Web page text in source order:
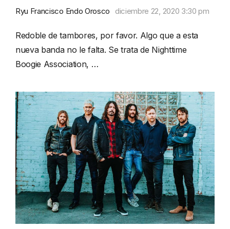
Ryu Francisco Endo Orosco diciembre 22, 2020 3:30 pm
Redoble de tambores, por favor. Algo que a esta
nueva banda no le falta. Se trata de Nighttime
Boogie Association, …